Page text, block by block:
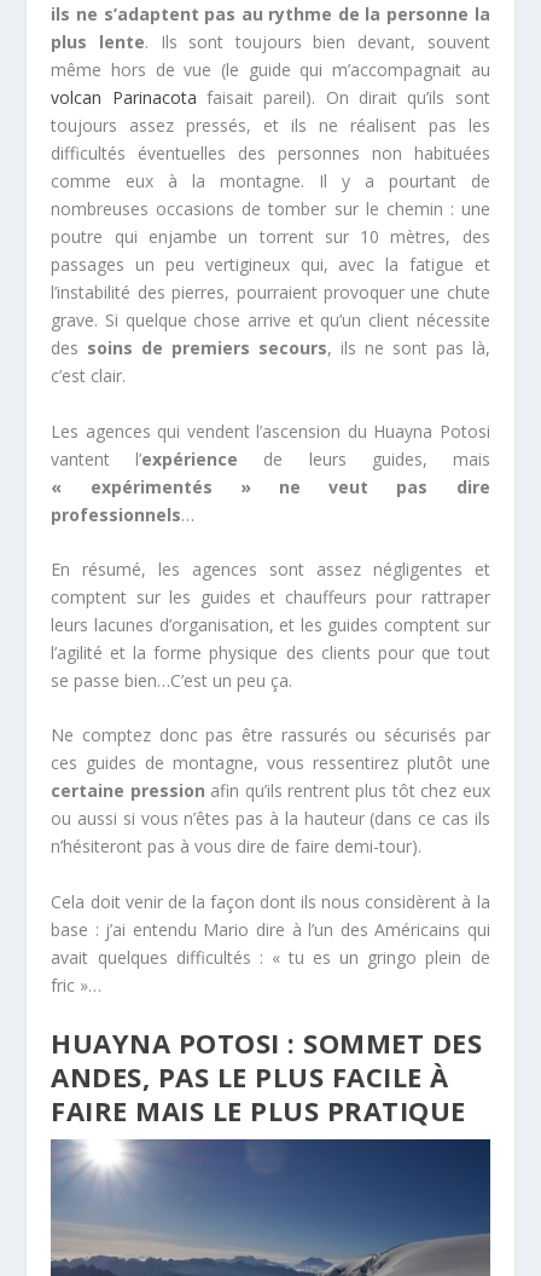
ils ne s’adaptent pas au rythme de la personne la
plus lente. Ils sont toujours bien devant, souvent
même hors de vue (le guide qui m’accompagnait au
volcan Parinacota faisait pareil). On dirait qu’ils sont
toujours assez pressés, et ils ne réalisent pas les
difficultés éventuelles des personnes non habituées
comme eux à la montagne. Il y a pourtant de
nombreuses occasions de tomber sur le chemin : une
poutre qui enjambe un torrent sur 10 mètres, des
passages un peu vertigineux qui, avec la fatigue et
l’instabilité des pierres, pourraient provoquer une chute
grave. Si quelque chose arrive et qu’un client nécessite
des soins de premiers secours, ils ne sont pas là,
c’est clair.
Les agences qui vendent l’ascension du Huayna Potosi
vantent l’expérience de leurs guides, mais
« expérimentés » ne veut pas dire
professionnels…
En résumé, les agences sont assez négligentes et
comptent sur les guides et chauffeurs pour rattraper
leurs lacunes d’organisation, et les guides comptent sur
l’agilité et la forme physique des clients pour que tout
se passe bien…C’est un peu ça.
Ne comptez donc pas être rassurés ou sécurisés par
ces guides de montagne, vous ressentirez plutôt une
certaine pression afin qu’ils rentrent plus tôt chez eux
ou aussi si vous n’êtes pas à la hauteur (dans ce cas ils
n’hésiteront pas à vous dire de faire demi-tour).
Cela doit venir de la façon dont ils nous considèrent à la
base : j’ai entendu Mario dire à l’un des Américains qui
avait quelques difficultés : « tu es un gringo plein de
fric »…
HUAYNA POTOSI : SOMMET DES
ANDES, PAS LE PLUS FACILE À
FAIRE MAIS LE PLUS PRATIQUE